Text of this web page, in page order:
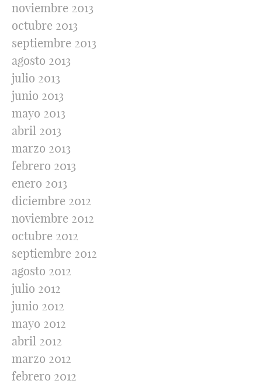
noviembre 2013
octubre 2013
septiembre 2013
agosto 2013
julio 2013
junio 2013
mayo 2013
abril 2013
marzo 2013
febrero 2013
enero 2013
diciembre 2012
noviembre 2012
octubre 2012
septiembre 2012
agosto 2012
julio 2012
junio 2012
mayo 2012
abril 2012
marzo 2012
febrero 2012